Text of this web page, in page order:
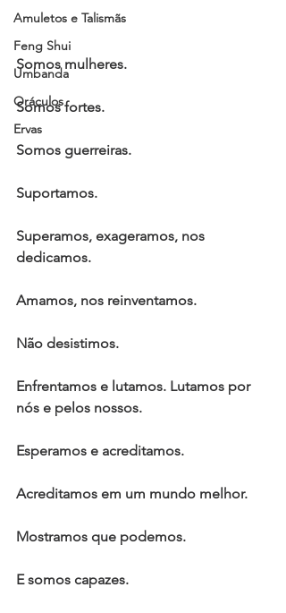
Amuletos e Talismãs
Feng Shui
Umbanda
Oráculos
Ervas
Somos mulheres.
Somos fortes.
Somos guerreiras.
Suportamos.
Superamos, exageramos, nos
dedicamos.
Amamos, nos reinventamos.
Não desistimos.
Enfrentamos e lutamos. Lutamos por
nós e pelos nossos.
Esperamos e acreditamos.
Acreditamos em um mundo melhor.
Mostramos que podemos.
E somos capazes.